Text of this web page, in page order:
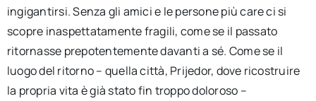
ingigantirsi. Senza gli amici e le persone più care ci si
scopre inaspettatamente fragili, come se il passato
ritornasse prepotentemente davanti a sé. Come se il
luogo del ritorno – quella città, Prijedor, dove ricostruire
la propria vita è già stato fin troppo doloroso –